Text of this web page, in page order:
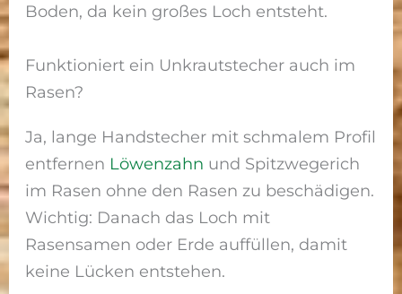
Boden, da kein großes Loch entsteht.
Funktioniert ein Unkrautstecher auch im
Rasen?
Ja, lange Handstecher mit schmalem Profil
entfernen Löwenzahn und Spitzwegerich
im Rasen ohne den Rasen zu beschädigen.
Wichtig: Danach das Loch mit
Rasensamen oder Erde auffüllen, damit
keine Lücken entstehen.